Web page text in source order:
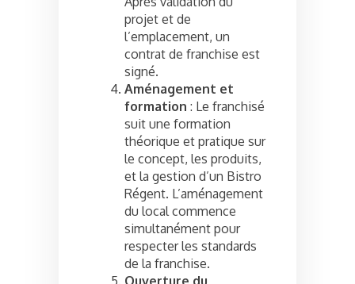
projet et de
l’emplacement, un
contrat de franchise est
signé.
Aménagement et
formation : Le franchisé
suit une formation
théorique et pratique sur
le concept, les produits,
et la gestion d’un Bistro
Régent. L’aménagement
du local commence
simultanément pour
respecter les standards
de la franchise.
Ouverture du